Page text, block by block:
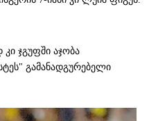
ჯგუფში აჯობა
გამანადგურებელი